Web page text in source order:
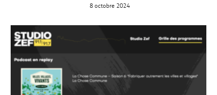
8 octobre 2024